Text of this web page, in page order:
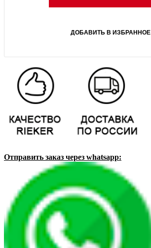
ДОБАВИТЬ В ИЗБРАННОЕ
Отправить заказ через whatsapp: